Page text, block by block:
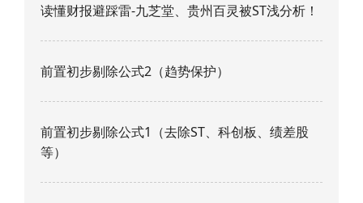
读懂财报避踩雷-九芝堂、贵州百灵被ST浅分析！
前置初步剔除公式2（趋势保护）
前置初步剔除公式1（去除ST、科创板、绩差股
等）